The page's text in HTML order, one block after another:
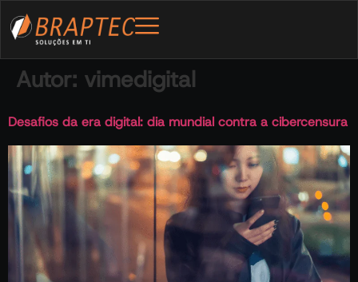
Autor: vimedigital
Desafios da era digital: dia mundial contra a cibercensura